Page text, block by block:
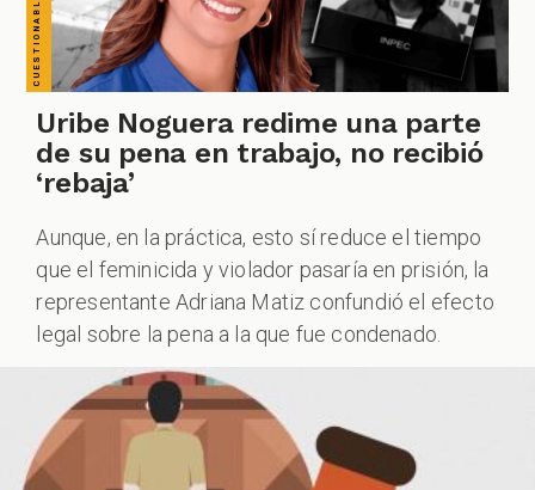
ZOOM
Uribe Noguera redime una parte
de su pena en trabajo, no recibió
‘rebaja’
Aunque, en la práctica, esto sí reduce el tiempo
que el feminicida y violador pasaría en prisión, la
representante Adriana Matiz confundió el efecto
legal sobre la pena a la que fue condenado.